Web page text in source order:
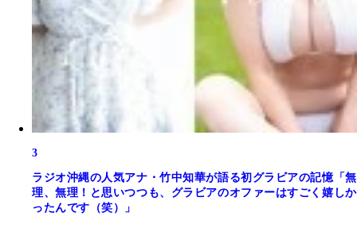
3
ラジオ沖縄の人気アナ・竹中知華が語る初グラビアの記憶「無
理、無理！と思いつつも、グラビアのオファーはすごく嬉しか
ったんです（笑）」